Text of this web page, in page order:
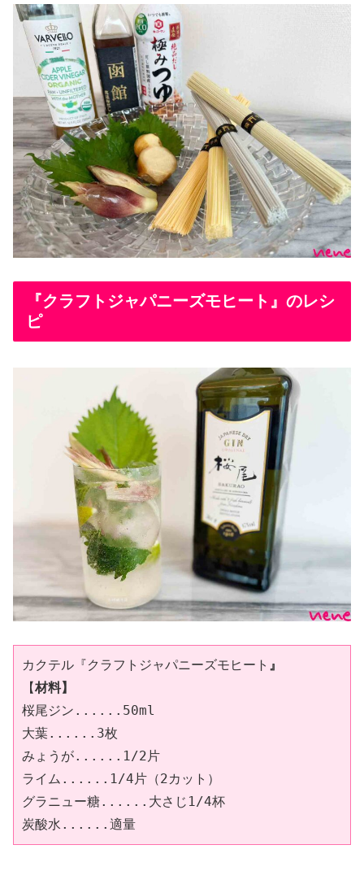
『クラフトジャパニーズモヒート』のレシ
ピ
カクテル『クラフトジャパニーズモヒート 』
【材料】
桜尾ジン......50ml
大葉......3枚
みょうが......1/2片
ライム......1/4片（2カット）
グラニュー糖......大さじ1/4杯
炭酸水......適量